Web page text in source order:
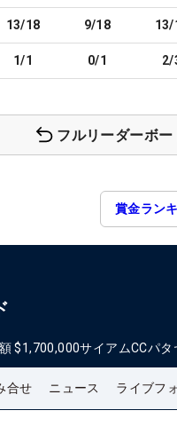
13/18 9/18 13/
1/1 0/1 2/
フルリーダーボー
賞金ラン
$1,700,000サイアムCCパタ
合せ ニュース ライブフ